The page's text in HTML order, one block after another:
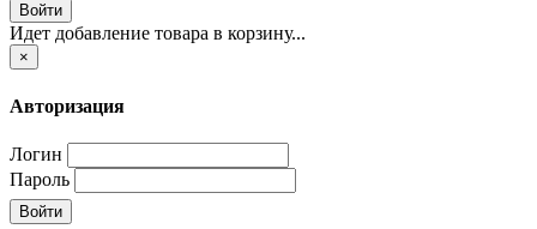
Войти
Идет добавление товара в корзину...
×
Авторизация
Логин
Пароль
Войти